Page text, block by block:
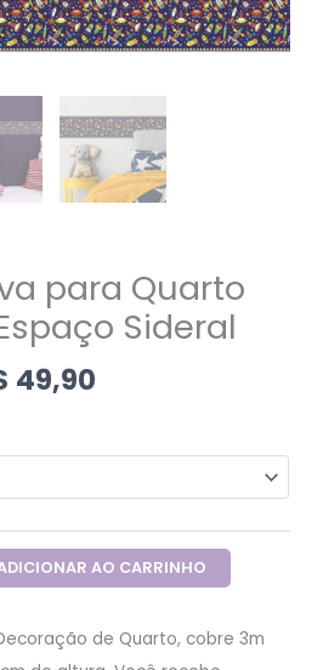
para Quarto
Sideral
49,90
AO CARRINHO
de Quarto, cobre 3m